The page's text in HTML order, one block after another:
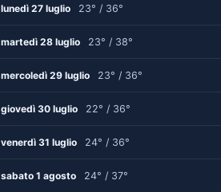
lunedì 27 luglio 23° / 36°
martedì 28 luglio 23° / 38°
mercoledì 29 luglio 23° / 36°
giovedì 30 luglio 22° / 36°
venerdì 31 luglio 24° / 36°
sabato 1 agosto 24° / 37°